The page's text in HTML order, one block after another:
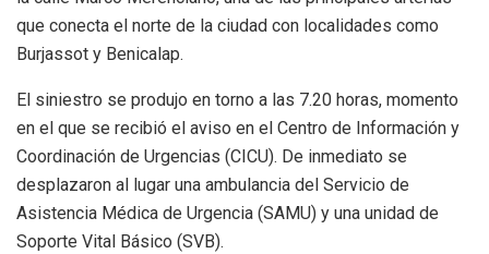
que conecta el norte de la ciudad con localidades como
Burjassot y Benicalap.
El siniestro se produjo en torno a las 7.20 horas, momento
en el que se recibió el aviso en el Centro de Información y
Coordinación de Urgencias (CICU). De inmediato se
desplazaron al lugar una ambulancia del Servicio de
Asistencia Médica de Urgencia (SAMU) y una unidad de
Soporte Vital Básico (SVB).